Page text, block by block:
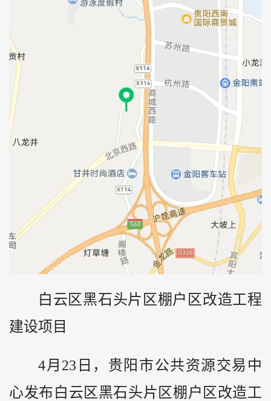
白云区黑石头片区棚户区改造工程
建设项目
4月23日，贵阳市公共资源交易中
心发布白云区黑石头片区棚户区改造工